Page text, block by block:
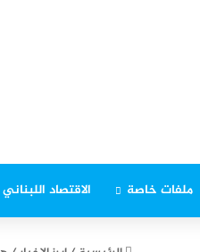
ملفات خاصة الاقتصاد اللبناني